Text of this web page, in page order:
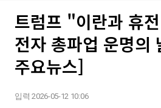
트럼프 "이란과 휴
전자 총파업 운명의
주요뉴스]
입력 2026-05-12 10:06